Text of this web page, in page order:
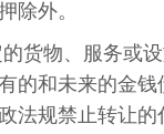
除外。
货物、服务或
的和未来的金
法规禁止转让的